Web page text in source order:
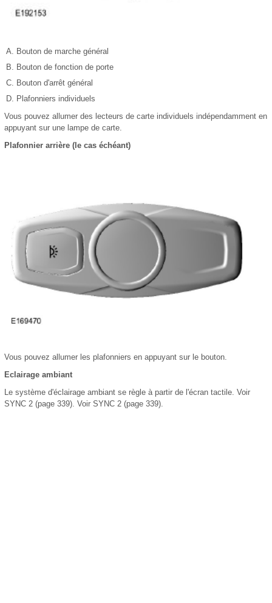
Bouton de marche général
Bouton de fonction de porte
Bouton d'arrêt général
Plafonniers individuels
Vous pouvez allumer des lecteurs de carte individuels indépendamment en
appuyant sur une lampe de carte.
Plafonnier arrière (le cas échéant)
Vous pouvez allumer les plafonniers en appuyant sur le bouton.
Eclairage ambiant
Le système d'éclairage ambiant se règle à partir de l'écran tactile. Voir
SYNC 2 (page 339). Voir SYNC 2 (page 339).